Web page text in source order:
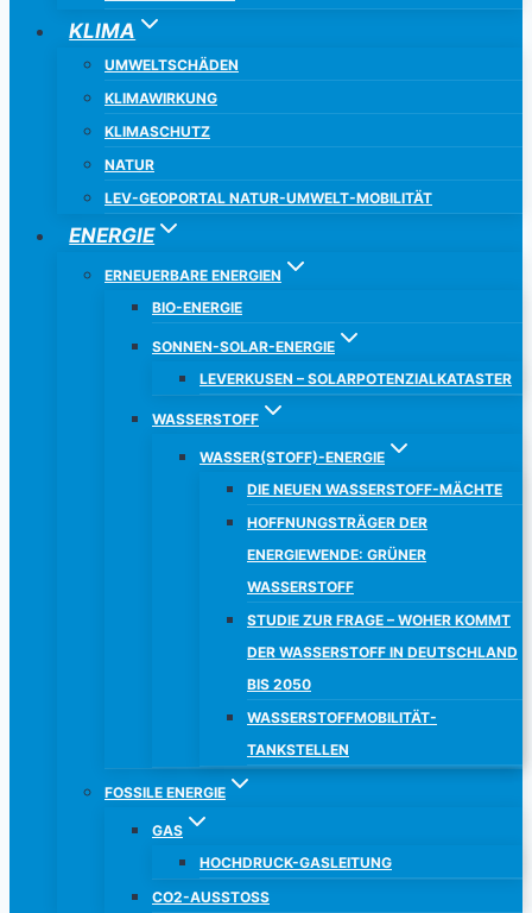
KLIMA
UMWELTSCHÄDEN
KLIMAWIRKUNG
KLIMASCHUTZ
NATUR
LEV-GEOPORTAL NATUR-UMWELT-MOBILITÄT
ENERGIE
ERNEUERBARE ENERGIEN
BIO-ENERGIE
SONNEN-SOLAR-ENERGIE
LEVERKUSEN – SOLARPOTENZIALKATASTER
WASSERSTOFF
WASSER(STOFF)-ENERGIE
DIE NEUEN WASSERSTOFF-MÄCHTE
HOFFNUNGSTRÄGER DER
ENERGIEWENDE: GRÜNER
WASSERSTOFF
STUDIE ZUR FRAGE – WOHER KOMMT
DER WASSERSTOFF IN DEUTSCHLAND
BIS 2050
WASSERSTOFFMOBILITÄT-
TANKSTELLEN
FOSSILE ENERGIE
GAS
HOCHDRUCK-GASLEITUNG
CO2-AUSSTOSS